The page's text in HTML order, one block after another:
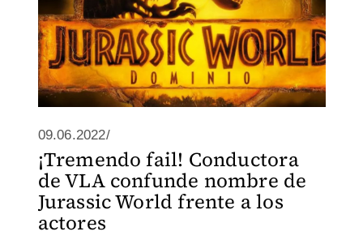
09.06.2022/
¡Tremendo fail! Conductora
de VLA confunde nombre de
Jurassic World frente a los
actores